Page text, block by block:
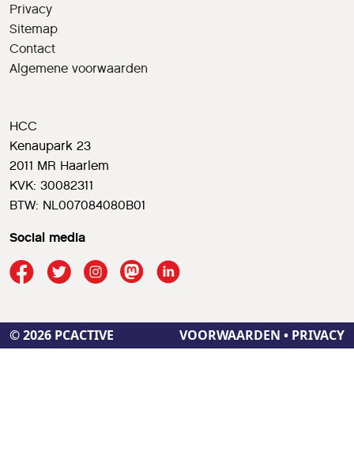
Privacy
Sitemap
Contact
Algemene voorwaarden
HCC
Kenaupark 23
2011 MR Haarlem
KVK: 30082311
BTW: NL007084080B01
Social media
© 2026 PCACTIVE VOORWAARDEN • PRIVACY